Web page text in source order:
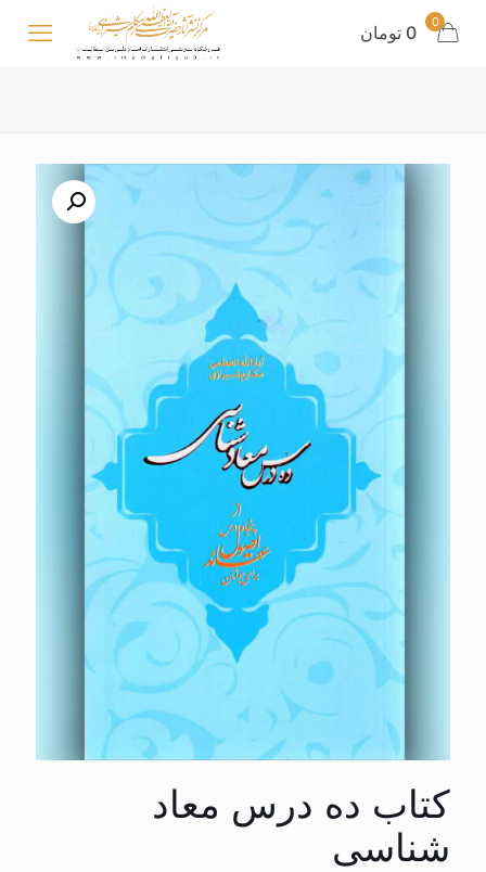
0 0 تومان
کتاب ده درس معاد
شناسی